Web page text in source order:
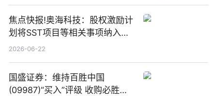
焦点快报!奥海科技：股权激励计
划将SST项目等相关事项纳入专
项业务发展考核指标
2026-06-22
国盛证券：维持百胜中国
(09987)“买入”评级 收购必胜客